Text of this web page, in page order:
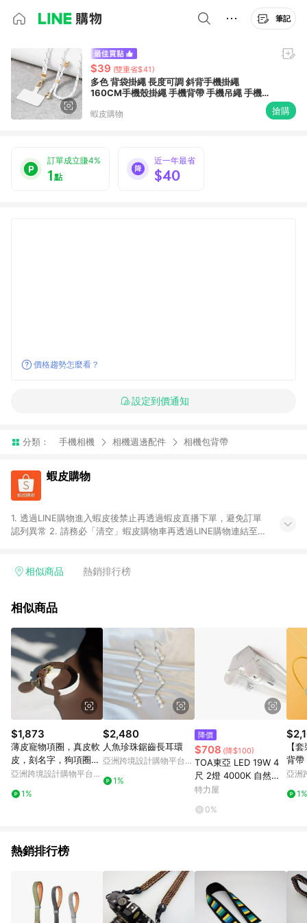
筆記
$39 (雙重省$41)
多色 背袋掛繩 長度可調 斜背手機掛繩
160CM手機殼掛繩 手機背帶 手機吊繩 手機繩
蝦皮購物 搶購
訂單成立賺4%
1點
近一年最省
$40
價格趨勢怎麼看？
設定到價通知
分類： 手機相機 相機週邊配件 相機包背帶
蝦皮購物
1. 透過LINE購物進入蝦皮後禁止再透過蝦皮直播下單，避免訂單
認列異常 2. 請務必「清空」蝦皮購物車再透過LINE購物連結至蝦
易後，想下第二張訂單，請重新從LINE購物連結至蝦皮商店進行
後之最終金額進行計算。 6. 用戶需於同一瀏覽器進行交易（若自
將拆分成不同筆訂單編號發送通知。 8. 若使用折價券折抵，可能
會有攤提折抵導致訂單金額些微落差 9. 同一商品品項(即便不同
尺寸規格)，皆會計入同一筆返點上限進行計算 10. 蝦皮會將LINE
的導購跳轉紀錄與蝦皮的會員ID進行綁定，若後續七天內未透過
其他媒體來源導入蝦皮官網，則七天內於該蝦皮帳號下訂的首筆
訂單會被蝦皮認列為該LINE用戶導購跳轉時所成立之訂單。 11.
若同一用戶使用一個以上蝦皮帳號透過LINE購物進行導購，將可
能導致無法收到導購通知，亦可能無法收到點數，再請留意。 13.
請注意以下行為將可能導致無法取得 LINE POINTS 點數回饋資
格：使用非指定之途徑及方式完成交易，或經由蝦皮系統判斷點
擊路徑不符合回饋資格或規則者。 14. 若有贈點爭議，請務必於
訂單日期+60天以內進行洽詢確認；超過60天(含)以上進行申
訴，恕無法贈點回饋。需檢附蝦皮訂單完成、LINE購物訂單記
錄，如於LINE購物訂單紀錄已呈現：「非本次前往蝦皮商店之品
斷而無法進行 LINE Points 回饋 2.若購買過程中關閉蝦皮APP，
則需重新透過LINE購物前往蝦皮商城，否則無法進行LINE
續透過LINE購物前往至蝦皮商城將購物車結清，此方案將不列入
LINE Points 回饋 4.自 2018/10/24 起購買蝦皮拍賣商品，不符
合贈點資格 5. 透過LINE購物購買蝦皮站上「蝦皮推廣服務」之商
相似商品 熱銷排行榜
相似商品
$1,873
薄皮寵物項圈，真皮軟
皮，刻名字，狗項圈，
貓項圈
亞洲跨境設計購物平台
1%
$2,480
人魚珍珠鋸齒長耳環
亞洲跨境設計購物平台
1%
降價
$708 (降$100)
TOA東亞 LED 19W 4
尺 2燈 4000K 自然光
全電壓 工事燈 烤漆反
特力屋
0%
【
背帶
裝 -
亞洲
1%
熱銷排行榜